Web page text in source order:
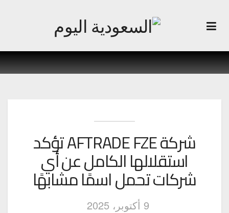
شركة AFTRADE FZE تؤكد
استقلالها الكامل عن أي
شركات تحمل اسمًا مشابهًا
9 أكتوبر، 2025